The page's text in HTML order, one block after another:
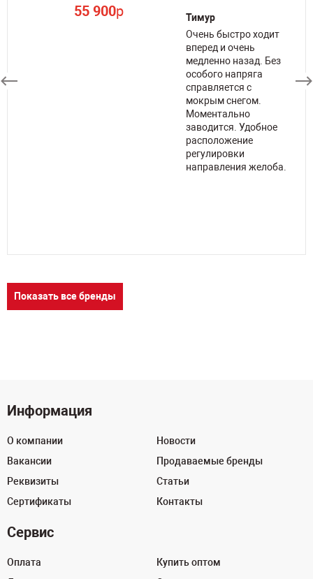
55 900p
Тимур
Очень быстро ходит
вперед и очень
медленно назад. Без
особого напряга
справляется с
мокрым снегом.
Моментально
заводится. Удобное
расположение
регулировки
направления желоба.
Показать все бренды
Информация
О компании
Вакансии
Реквизиты
Сертификаты
Новости
Продаваемые бренды
Статьи
Контакты
Сервис
Оплата
Купить оптом